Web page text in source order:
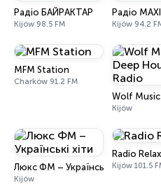
Радіо БАЙРАКТАР
Kijów 98.5 FM
Радіо
Kijów 94.2
MFM Station
Charków 91.2 FM
Wolf
Kijów
Люкс ФМ – Українські хіти
Kijów
Radio Relax
Kijów 101.5